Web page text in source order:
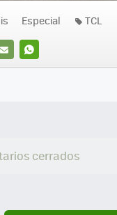
E-
WHATSAPP
Especial TCL
cerrados